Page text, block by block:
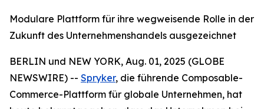
Modulare Plattform für ihre wegweisende Rolle in der
Zukunft des Unternehmenshandels ausgezeichnet
BERLIN und NEW YORK, Aug. 01, 2025 (GLOBE
NEWSWIRE) -- Spryker, die führende Composable-
Commerce-Plattform für globale Unternehmen, hat